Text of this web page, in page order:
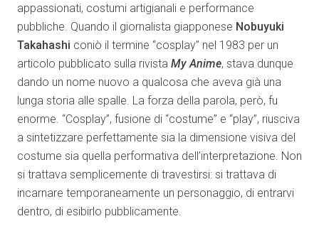
appassionati, costumi artigianali e performance
pubbliche. Quando il giornalista giapponese Nobuyuki
Takahashi coniò il termine “cosplay” nel 1983 per un
articolo pubblicato sulla rivista My Anime, stava dunque
dando un nome nuovo a qualcosa che aveva già una
lunga storia alle spalle. La forza della parola, però, fu
enorme. “Cosplay”, fusione di “costume” e “play”, riusciva
a sintetizzare perfettamente sia la dimensione visiva del
costume sia quella performativa dell’interpretazione. Non
si trattava semplicemente di travestirsi: si trattava di
incarnare temporaneamente un personaggio, di entrarvi
dentro, di esibirlo pubblicamente.